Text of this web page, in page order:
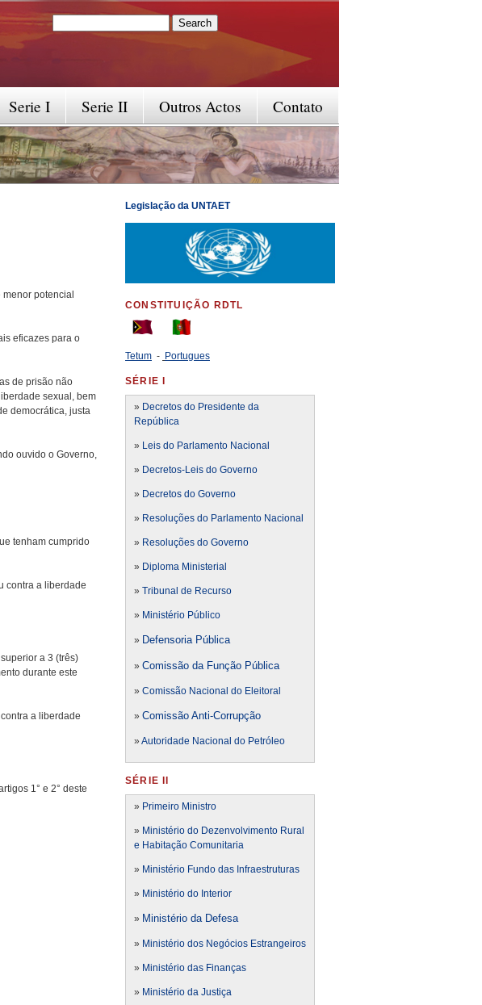
Search form
Contato
Outros Actos
Serie II
Serie I
menor potencial
eficazes para o
de prisão não
sexual, bem
democrática, justa
ouvido o Governo,
tenham cumprido
contra a liberdade
a 3 (três)
durante este
a liberdade
1° e 2° deste
Legislação da UNTAET
CONSTITUIÇÃO RDTL
Tetum - Portugues
SÉRIE I
» Decretos do Presidente da
República
» Leis do Parlamento Nacional
» Decretos-Leis do Governo
» Decretos do Governo
» Resoluções do Parlamento Nacional
» Resoluções do Governo
» Diploma Ministerial
» Tribunal de Recurso
» Ministério Público
» Defensoria Pública
» Comissão da Função Pública
» Comissão Nacional do Eleitoral
» Comissão Anti-Corrupção
» Autoridade Nacional do Petróleo
SÉRIE II
» Primeiro Ministro
» Ministério do Dezenvolvimento Rural
e Habitação Comunitaria
» Ministério Fundo das Infraestruturas
» Ministério do Interior
» Ministério da Defesa
» Ministério dos Negócios Estrangeiros
» Ministério das Finanças
» Ministério da Justiça